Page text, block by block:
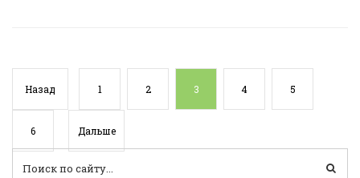
Назад 1 2 3 4 5
6 Дальше